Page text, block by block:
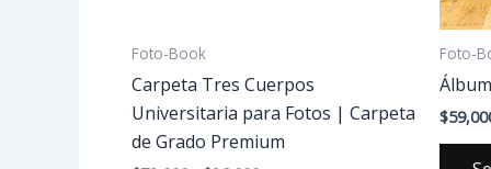
Foto-Book
Carpeta Tres Cuerpos
Universitaria para Fotos | Carpeta
de Grado Premium
de
Foto-
$